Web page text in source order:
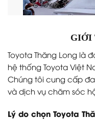
GIỚI
Toyota Thăng Long là
hệ thống Toyota Việt
Chúng tôi cung cấp
và dịch vụ chăm sóc
Lý do chọn Toyota